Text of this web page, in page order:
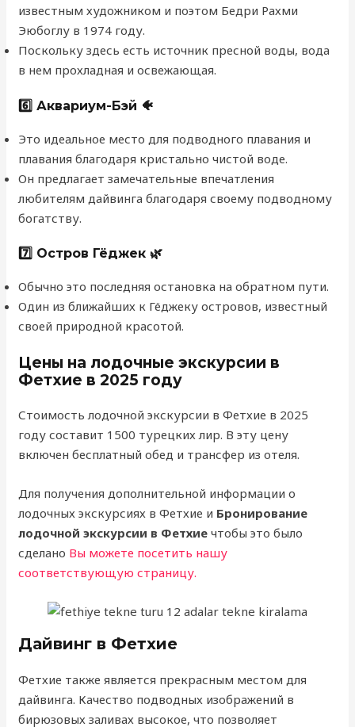
известным художником и поэтом Бедри Рахми
Эюбоглу в 1974 году.
Поскольку здесь есть источник пресной воды, вода
в нем прохладная и освежающая.
6️⃣ Аквариум-Бэй 🐠
Это идеальное место для подводного плавания и
плавания благодаря кристально чистой воде.
Он предлагает замечательные впечатления
любителям дайвинга благодаря своему подводному
богатству.
7️⃣ Остров Гёджек 🌿
Обычно это последняя остановка на обратном пути.
Один из ближайших к Гёджеку островов, известный
своей природной красотой.
Цены на лодочные экскурсии в
Фетхие в 2025 году
Стоимость лодочной экскурсии в Фетхие в 2025
году составит 1500 турецких лир. В эту цену
включен бесплатный обед и трансфер из отеля.
Для получения дополнительной информации о
лодочных экскурсиях в Фетхие и Бронирование
лодочной экскурсии в Фетхие чтобы это было
сделано Вы можете посетить нашу
соответствующую страницу.
Дайвинг в Фетхие
Фетхие также является прекрасным местом для
дайвинга. Качество подводных изображений в
бирюзовых заливах высокое, что позволяет